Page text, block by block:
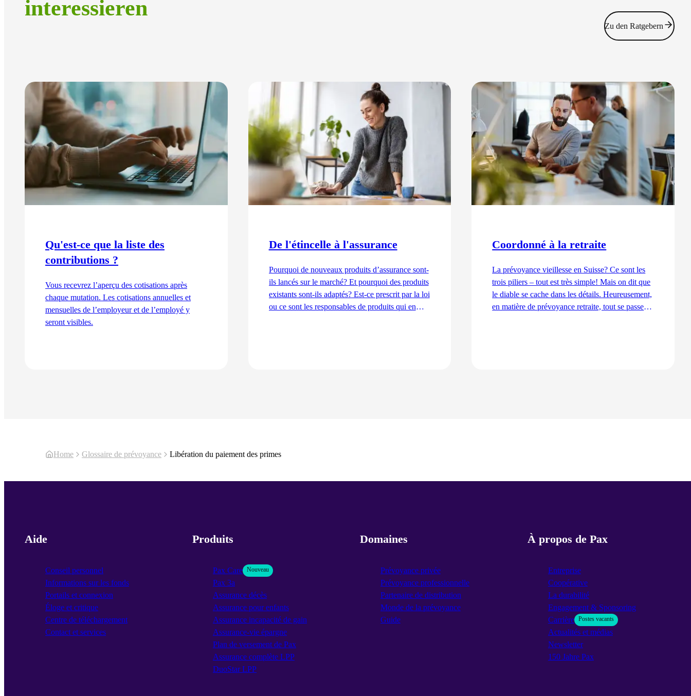
interessieren
Qu'est-ce que la liste des
contributions ?
Vous recevrez l’aperçu des cotisations après
chaque mutation. Les cotisations annuelles et
mensuelles de l’employeur et de l’employé y
seront visibles.
De l'étincelle à l'assurance
Pourquoi de nouveaux produits d’assurance sont-
ils lancés sur le marché? Et pourquoi des produits
existants sont-ils adaptés? Est-ce prescrit par la loi
ou ce sont les responsables de produits qui en
Coordonné à la retraite
La prévoyance vieillesse en Suisse? Ce sont les
trois piliers – tout est très simple! Mais on dit que
le diable se cache dans les détails. Heureusement,
en matière de prévoyance retraite, tout se passe
Zu den Ratgebern
Home Glossaire de prévoyance Libération du paiement des primes
Aide
Conseil personnel
Informations sur les fonds
Portails et connexion
Éloge et critique
Centre de téléchargement
Contact et services
Produits
Pax Care Nouveau
Pax 3a
Assurance décès
Assurance pour enfants
Assurance incapacité de gain
Assurance-vie épargne
Plan de versement de Pax
Assurance complète LPP
DuoStar LPP
Domaines
Prévoyance privée
Prévoyance professionnelle
Partenaire de distribution
Monde de la prévoyance
Guide
À propos de Pax
Entreprise
Coopérative
La durabilité
Engagement & Sponsoring
Carrière Postes vacants
Actualités et médias
Newsletter
150 Jahre Pax